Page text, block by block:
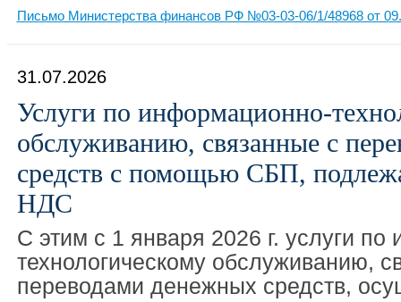
Письмо Министерства финансов РФ №03-03-06/1/48968 от
31.07.2026
Услуги по информационно-
обслуживанию, связанные с
средств с помощью СБП,
НДС
C этим с 1 января 2026 г. услуги
технологическому обслуживанию,
переводами денежных средств,